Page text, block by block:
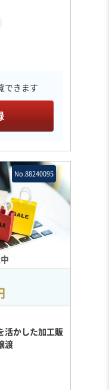
できます
No.88240095
活かした加工販
渡